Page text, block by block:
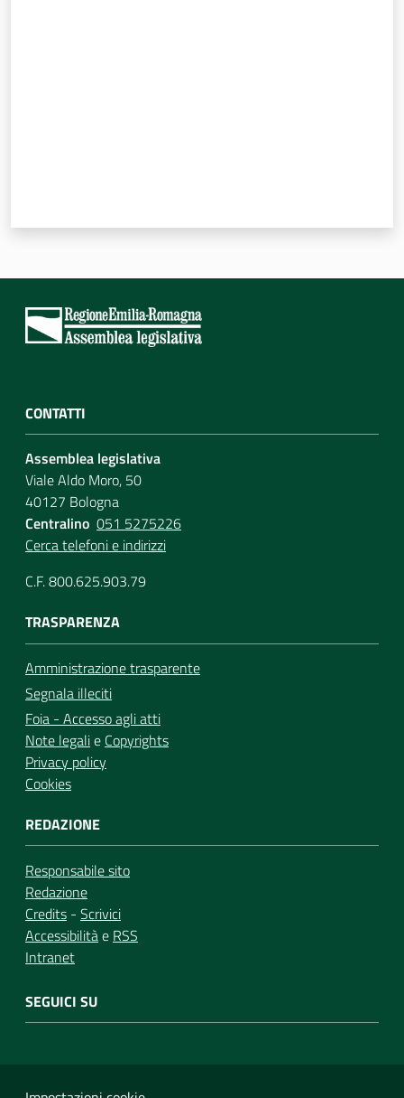
Assemblea
Argomenti
Per i media
Per i cittadini
CONTATTI
Assemblea legislativa
Viale Aldo Moro, 50
40127 Bologna
Centralino 051 5275226
Cerca telefoni e indirizzi
C.F. 800.625.903.79
TRASPARENZA
Amministrazione trasparente
Segnala illeciti
Foia - Accesso agli atti
Note legalie Copyrights
Privacy policy
Cookies
REDAZIONE
Responsabile sito
Redazione
Credits - Scrivici
Accessibilitàe RSS
Intranet
SEGUICI SU